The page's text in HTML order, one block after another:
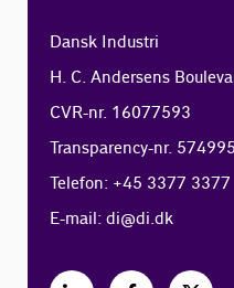
Dansk Industri
H. C. Andersens
CVR-nr. 16077593
Transparency-nr.
Telefon: +45 3377 3377
E-mail:di@di.dk